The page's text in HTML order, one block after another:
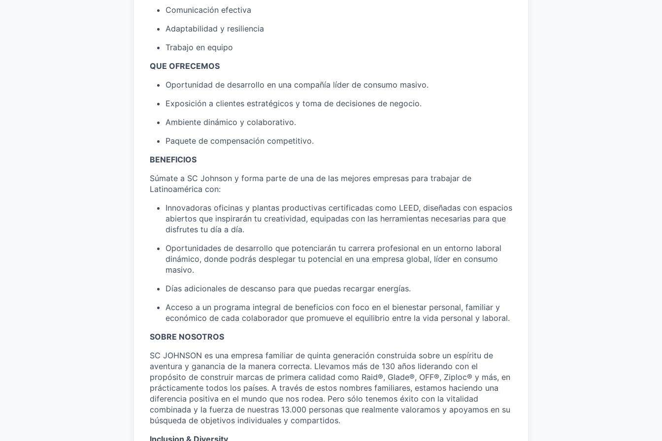
Comunicación efectiva
Adaptabilidad y resiliencia
Trabajo en equipo
QUE OFRECEMOS
Oportunidad de desarrollo en una compañía líder de consumo masivo.
Exposición a clientes estratégicos y toma de decisiones de negocio.
Ambiente dinámico y colaborativo.
Paquete de compensación competitivo.
BENEFICIOS
Súmate a SC Johnson y forma parte de una de las mejores empresas para trabajar de
Latinoamérica con:
Innovadoras oficinas y plantas productivas certificadas como LEED, diseñadas con espacios
abiertos que inspirarán tu creatividad, equipadas con las herramientas necesarias para que
disfrutes tu día a día.
Oportunidades de desarrollo que potenciarán tu carrera profesional en un entorno laboral
dinámico, donde podrás desplegar tu potencial en una empresa global, líder en consumo
masivo.
Días adicionales de descanso para que puedas recargar energías.
Acceso a un programa integral de beneficios con foco en el bienestar personal, familiar y
económico de cada colaborador que promueve el equilibrio entre la vida personal y laboral.
SOBRE NOSOTROS
SC JOHNSON es una empresa familiar de quinta generación construida sobre un espíritu de
aventura y ganancia de la manera correcta. Llevamos más de 130 años liderando con el
propósito de construir marcas de primera calidad como Raid®, Glade®, OFF®, Ziploc® y más, en
prácticamente todos los países. A través de estos nombres familiares, estamos haciendo una
diferencia positiva en el mundo que nos rodea. Pero sólo tenemos éxito con la vitalidad
combinada y la fuerza de nuestras 13.000 personas que realmente valoramos y apoyamos en su
búsqueda de objetivos individuales y compartidos.
Inclusion & Diversity